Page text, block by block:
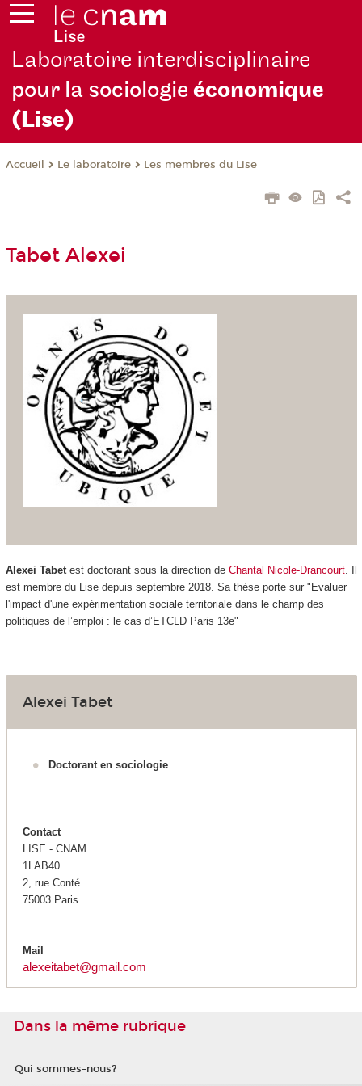
Laboratoire interdisciplinaire
pour la sociologieéconomique
(Lise)
Accueil Le laboratoire Les membres du Lise
Tabet Alexei
Alexei Tabetest doctorant sous la direction de Chantal Nicole-Drancourt. Il
est membre du Lise depuis septembre 2018. Sa thèse porte sur "Evaluer
l'impact d'une expérimentation sociale territoriale dans le champ des
politiques de l’emploi : le cas d’ETCLD Paris 13e"
Alexei Tabet
Doctorant en sociologie
Contact
LISE - CNAM
1LAB40
2, rue Conté
75003 Paris
Mail
alexeitabet@gmail.com
Dans la même rubrique
Qui sommes-nous?